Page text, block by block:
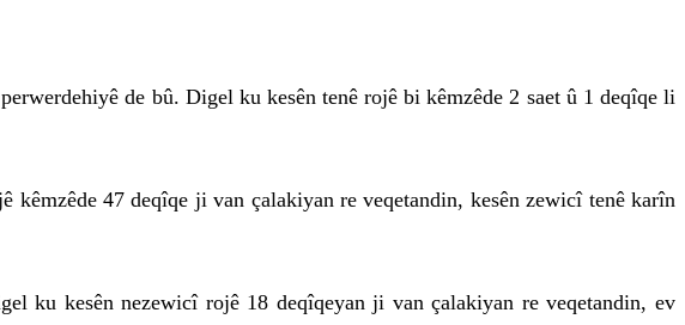
de bû. Digel ku kesên tenê rojê bi kêmzêde 2 saet û 1 deqîqe li
47 deqîqe ji van çalakiyan re veqetandin, kesên zewicî tenê karîn
ku kesên nezewicî rojê 18 deqîqeyan ji van çalakiyan re veqetandin, ev